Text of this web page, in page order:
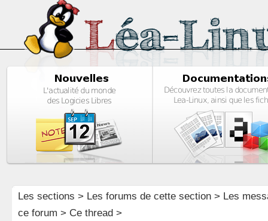
Les sections > Les forums de cette section> Les
ce forum > Ce thread >